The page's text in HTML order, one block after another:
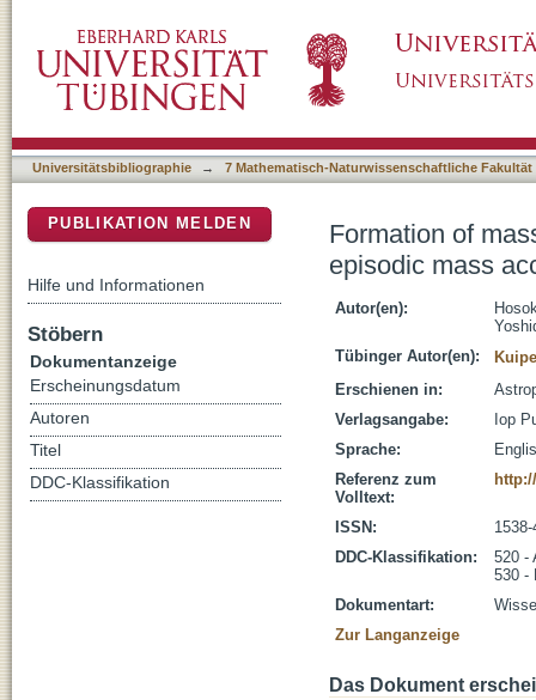
Universitätsbibliographie → 7 Mathematisch-Naturwissenschaftliche Fakultät
Formation of
episodic mass
Autor(en):
Tübinger Autor(en):
Erschienen in:
Verlagsangabe:
Iop
Sprache:
Referenz zum
Volltext:
ISSN:
DDC-Klassifikation:
520 -
530 -
Dokumentart:
Zur Langanzeige
Das Dokument
PUBLIKATION MELDEN
Hilfe und Informationen
Stöbern
Dokumentanzeige
Erscheinungsdatum
Autoren
Titel
DDC-Klassifikation